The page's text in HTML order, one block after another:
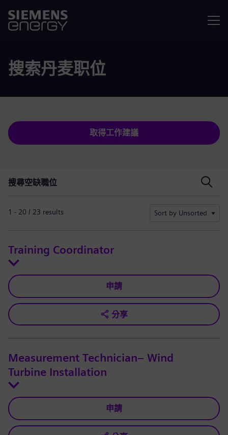
搜索丹麦职位
取得工作建議
搜尋空缺職位
1 - 20 / 23 results Sort by Unsorted
Training Coordinator
申請
分享
Measurement Technician– Wind
Turbine Installation
申請